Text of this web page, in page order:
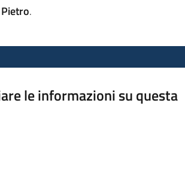
.
le informazioni su questa